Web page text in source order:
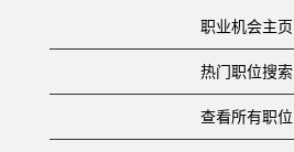
职业机会主页
热门职位搜索
查看所有职位